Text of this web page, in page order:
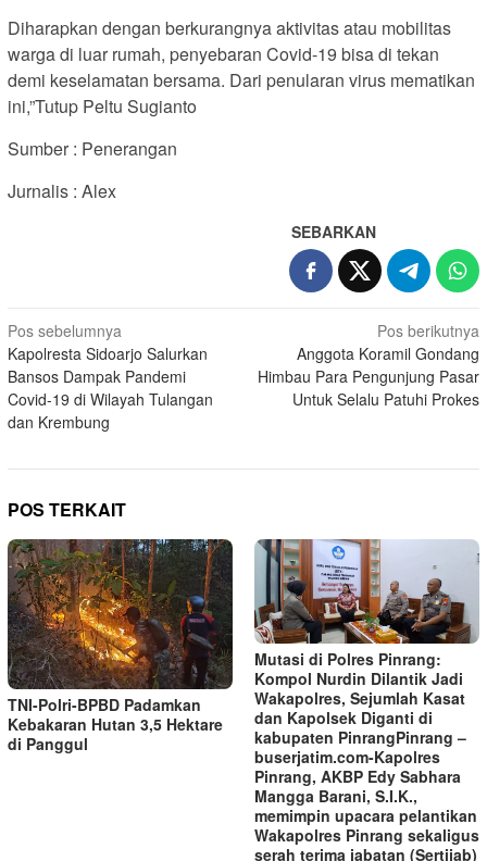
Diharapkan dengan berkurangnya aktivitas atau mobilitas
warga di luar rumah, penyebaran Covid-19 bisa di tekan
demi keselamatan bersama. Dari penularan virus mematikan
ini,”Tutup Peltu Sugianto
Sumber : Penerangan
Jurnalis : Alex
SEBARKAN
Navigasi
pos
Pos sebelumnya
Kapolresta Sidoarjo Salurkan
Bansos Dampak Pandemi
Covid-19 di Wilayah Tulangan
dan Krembung
Pos berikutnya
Anggota Koramil Gondang
Himbau Para Pengunjung Pasar
Untuk Selalu Patuhi Prokes
POS TERKAIT
TNI-Polri-BPBD Padamkan
Kebakaran Hutan 3,5 Hektare
di Panggul
Mutasi di Polres Pinrang:
Kompol Nurdin Dilantik Jadi
Wakapolres, Sejumlah Kasat
dan Kapolsek Diganti di
kabupaten Pinrang‎‎Pinrang –
buserjatim.com-Kapolres
Pinrang, AKBP Edy Sabhara
Mangga Barani, S.I.K.,
memimpin upacara pelantikan
Wakapolres Pinrang sekaligus
serah terima jabatan (Sertijab)